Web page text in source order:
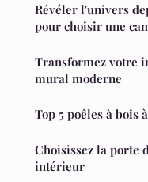
Révéler l'univers
pour choisir une
Transformez votre
mural moderne
Top 5 poêles à bois
Choisissez la porte
intérieur